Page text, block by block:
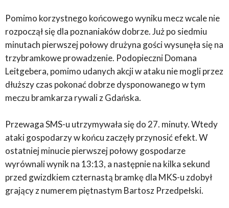
Pomimo korzystnego końcowego wyniku mecz wcale nie
rozpoczął się dla poznaniaków dobrze. Już po siedmiu
minutach pierwszej połowy drużyna gości wysunęła się na
trzybramkowe prowadzenie. Podopieczni Domana
Leitgebera, pomimo udanych akcji w ataku nie mogli przez
dłuższy czas pokonać dobrze dysponowanego w tym
meczu bramkarza rywali z Gdańska.
Przewaga SMS-u utrzymywała się do 27. minuty. Wtedy
ataki gospodarzy w końcu zaczęły przynosić efekt. W
ostatniej minucie pierwszej połowy gospodarze
wyrównali wynik na 13:13, a następnie na kilka sekund
przed gwizdkiem czternastą bramkę dla MKS-u zdobył
grający z numerem piętnastym Bartosz Przedpełski.